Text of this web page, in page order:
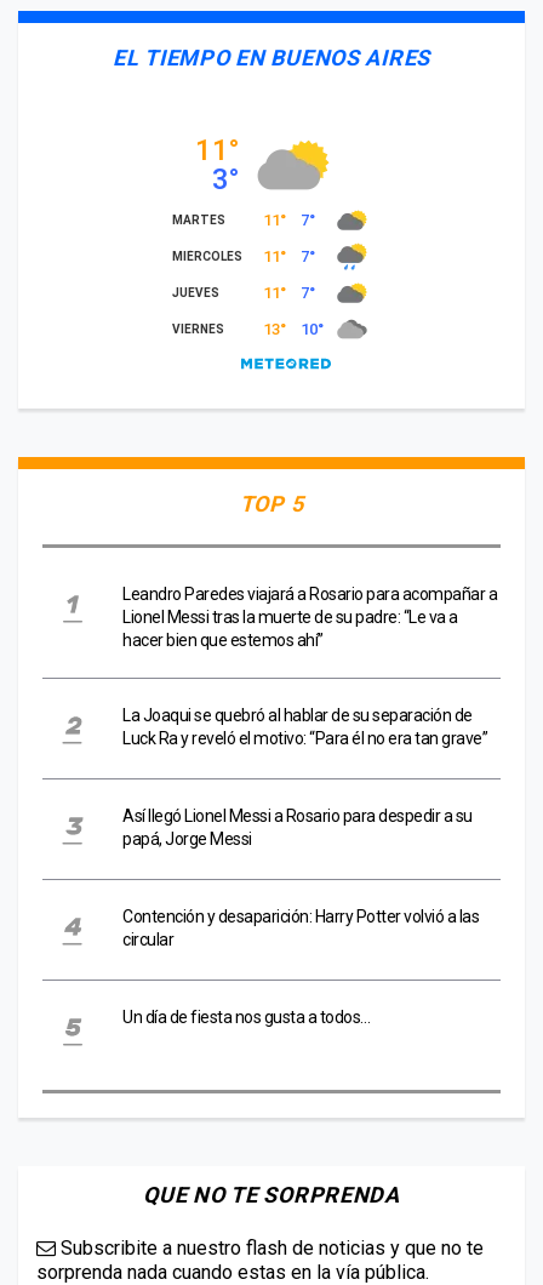
EL TIEMPO EN BUENOS AIRES
TOP 5
Leandro Paredes viajará a Rosario para acompañar a
Lionel Messi tras la muerte de su padre: “Le va a
hacer bien que estemos ahí”
La Joaqui se quebró al hablar de su separación de
Luck Ra y reveló el motivo: “Para él no era tan grave”
Así llegó Lionel Messi a Rosario para despedir a su
papá, Jorge Messi
Contención y desaparición: Harry Potter volvió a las
circular
Un día de fiesta nos gusta a todos…
QUE NO TE SORPRENDA
Subscribite a nuestro flash de noticias y que no te
sorprenda nada cuando estas en la vía pública.